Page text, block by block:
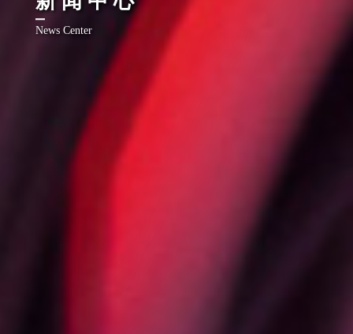
News Center